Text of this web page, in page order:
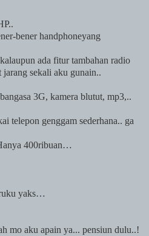
bener handphoneyang
ada fitur tambahan radio
sekali aku gunain..
3G, kamera blutut, mp3,..
telepon genggam sederhana.. ga
400ribuan…
yaks…
mo aku apain ya... pensiun dulu..!